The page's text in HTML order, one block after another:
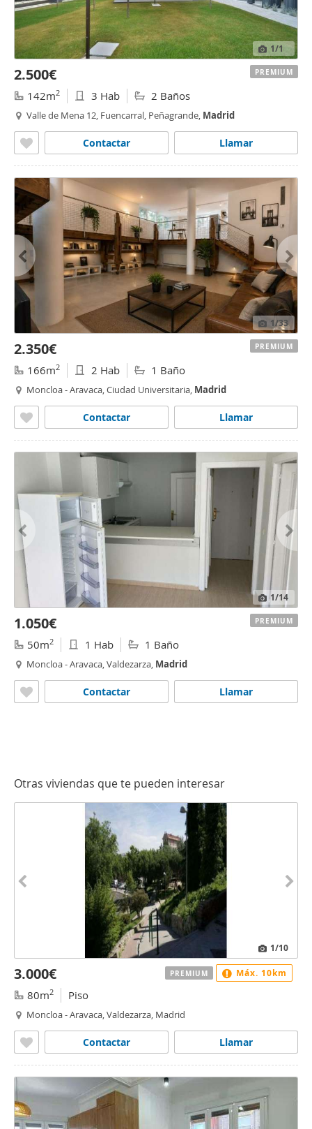
1/1
2.500€
142m2 3 Hab 2 Baños
Valle de Mena 12, Fuencarral, Peñagrande, Madrid
Llamar
Contactar
PREMIUM
1/33
2.350€
166m2 2 Hab 1 Baño
Moncloa - Aravaca, Ciudad Universitaria, Madrid
Llamar
Contactar
PREMIUM
1/14
1.050€
50m2 1 Hab 1 Baño
Moncloa - Aravaca, Valdezarza, Madrid
Llamar
Contactar
PREMIUM
Otras viviendas que te pueden interesar
1/10
3.000€
80m2 Piso
Moncloa - Aravaca, Valdezarza, Madrid
Llamar
Contactar
PREMIUM Máx. 10km